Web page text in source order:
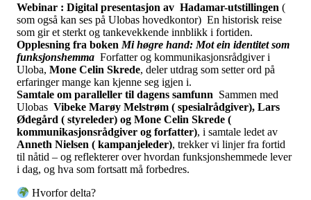
Webinar : Digital presentasjon av Hadamar-utstillingen (
som også kan ses på Ulobas hovedkontor) En historisk reise
som gir et sterkt og tankevekkende innblikk i fortiden.
Opplesning fra boken Mi høgre hand: Mot ein identitet som
funksjonshemma Forfatter og kommunikasjonsrådgiver i
Uloba, Mone Celin Skrede, deler utdrag som setter ord på
erfaringer mange kan kjenne seg igjen i.
Samtale om paralleller til dagens samfunn Sammen med
Ulobas Vibeke Marøy Melstrøm ( spesialrådgiver), Lars
Ødegård ( styreleder) og Mone Celin Skrede (
kommunikasjonsrådgiver og forfatter), i samtale ledet av
Anneth Nielsen ( kampanjeleder), trekker vi linjer fra fortid
til nåtid – og reflekterer over hvordan funksjonshemmede lever
i dag, og hva som fortsatt må forbedres.
Hvorfor delta?